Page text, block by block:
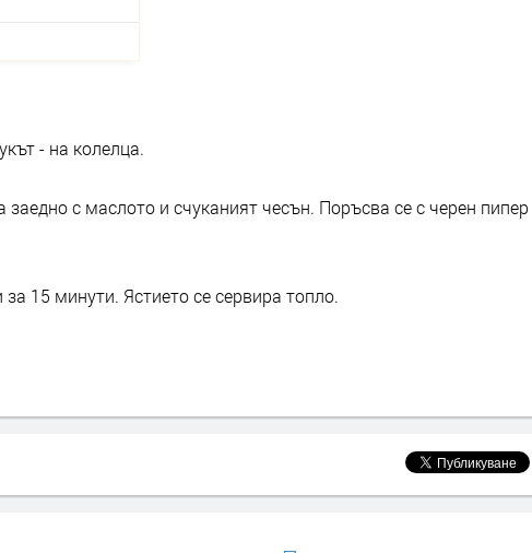
- на колелца.
с маслото и счуканият чесън. Поръсва се с черен пипер
15 минути. Ястието се сервира топло.